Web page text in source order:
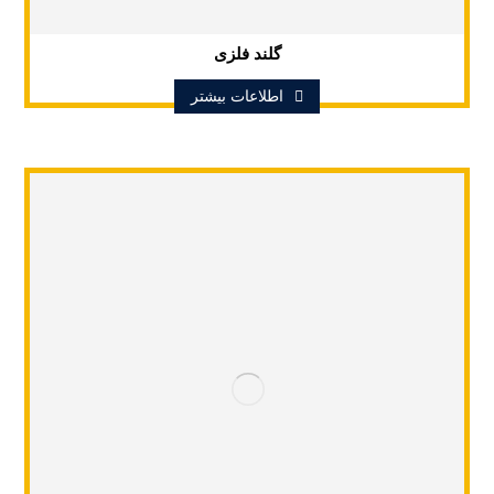
گلند فلزی
اطلاعات بیشتر